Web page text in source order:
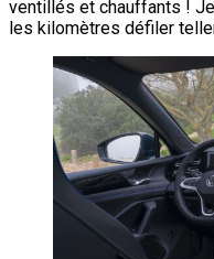
ventillés et chauffants !
les kilomètres défiler